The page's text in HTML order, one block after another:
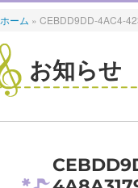
ホーム » CEBDD9DD-4AC4-
お知らせ